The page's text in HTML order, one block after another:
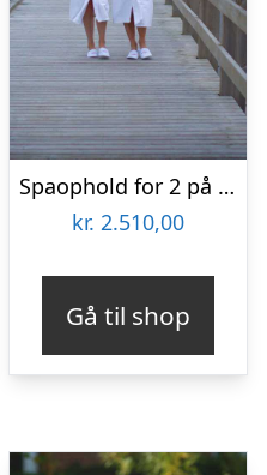
Spaophold for 2 på Hotel Skansen
kr. 2.510,00
Gå til shop